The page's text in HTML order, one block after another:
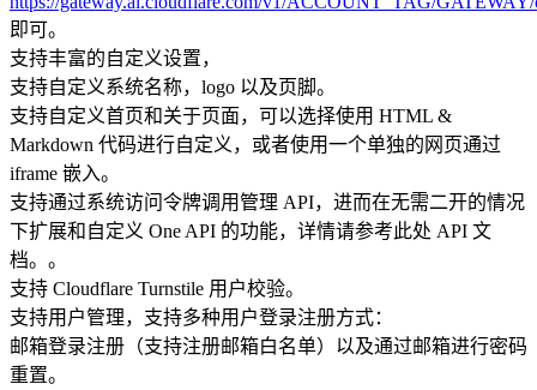
即可。
支持丰富的自定义设置，
支持自定义系统名称，logo 以及页脚。
支持自定义首页和关于页面，可以选择使用 HTML &
Markdown 代码进行自定义，或者使用一个单独的网页通过
iframe 嵌入。
支持通过系统访问令牌调用管理 API，进而在无需二开的情况
下扩展和自定义 One API 的功能，详情请参考此处 API 文
档。。
支持 Cloudflare Turnstile 用户校验。
支持用户管理，支持多种用户登录注册方式：
邮箱登录注册（支持注册邮箱白名单）以及通过邮箱进行密码
重置。